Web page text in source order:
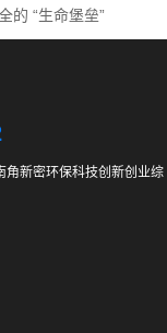
的 “生命堡垒”​
角新密环保科技创新创业综